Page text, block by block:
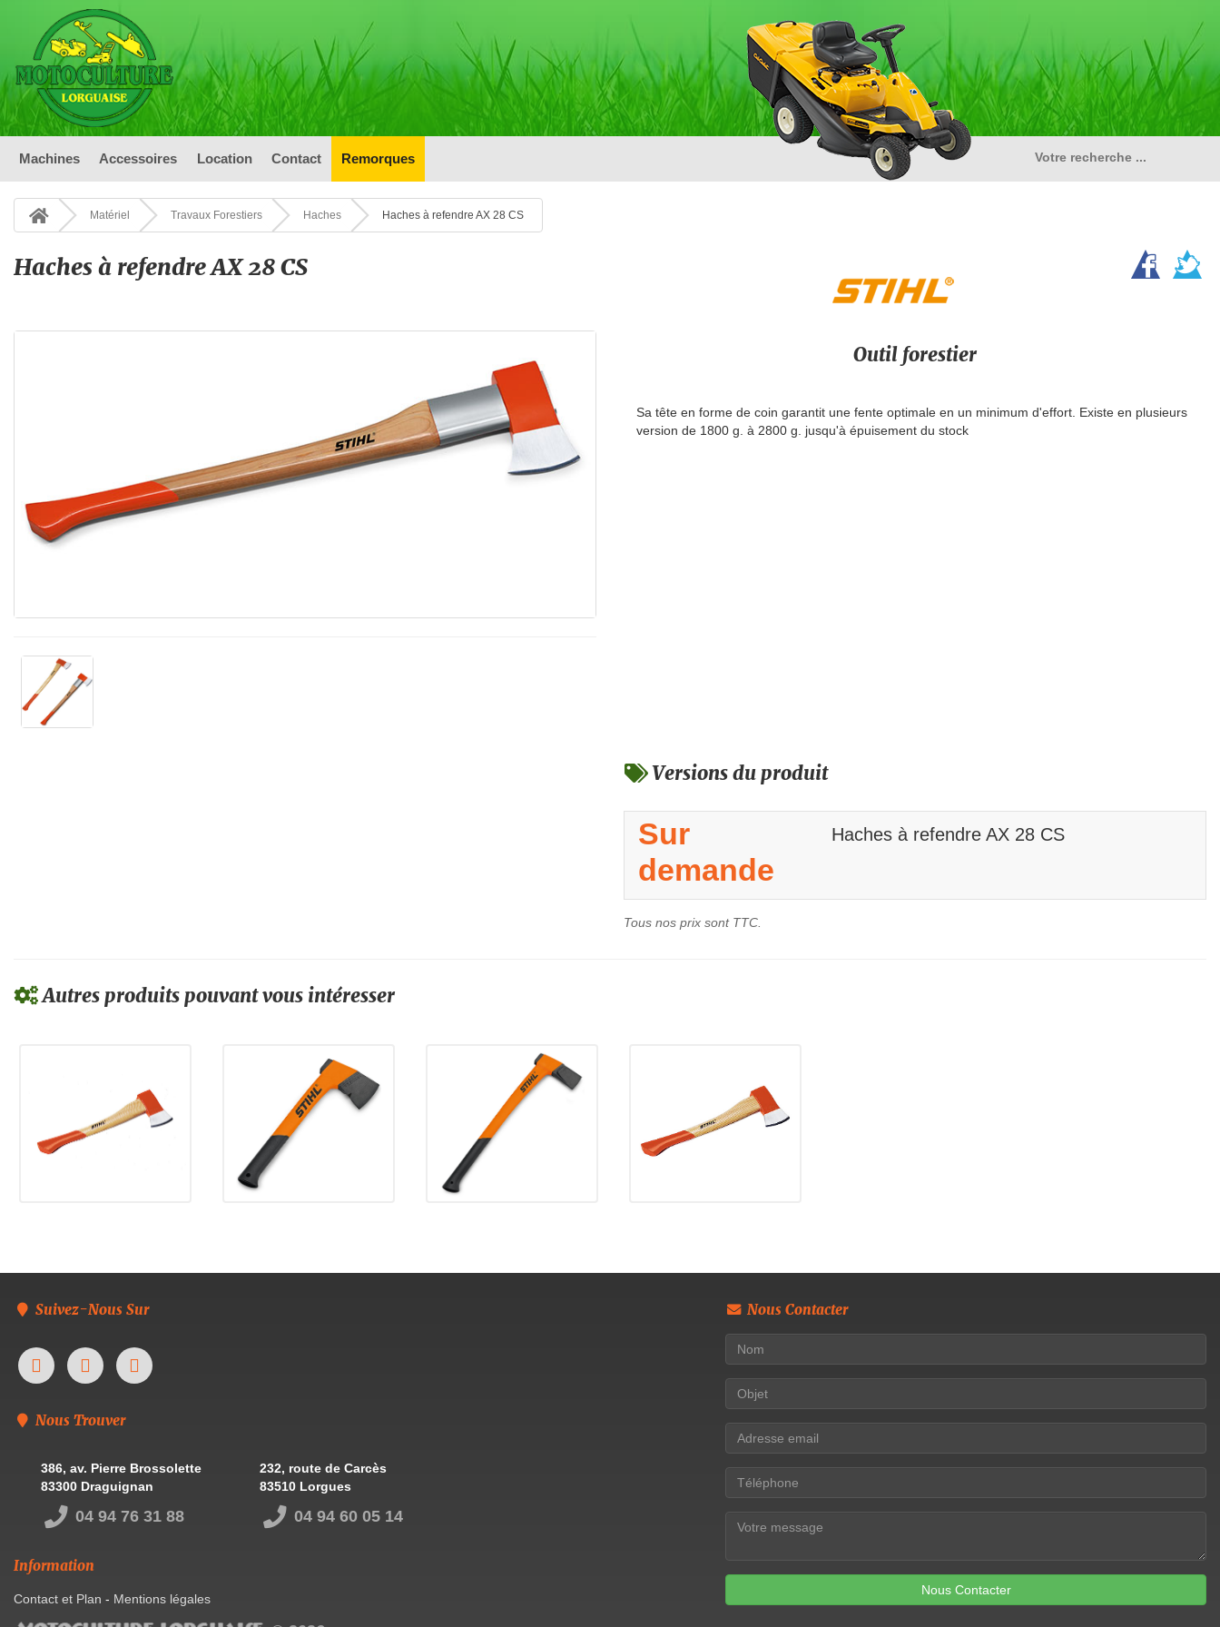
Machines Accessoires Location Contact Remorques
Matériel Travaux Forestiers Haches Haches à refendre AX 28 CS
Haches à refendre AX 28 CS
Outil forestier
Sa tête en forme de coin garantit une fente optimale en un minimum d'effort. Existe en plusieurs
version de 1800 g. à 2800 g. jusqu'à épuisement du stock
Versions du produit
Sur
demande
Haches à refendre AX 28 CS
Tous nos prix sont TTC.
Autres produits pouvant vous intéresser
Suivez-Nous Sur
Nous Trouver
386, av. Pierre Brossolette
83300 Draguignan
04 94 76 31 88
232, route de Carcès
83510 Lorgues
04 94 60 05 14
Information
Contact et Plan - Mentions légales
Nous Contacter
Nous Contacter